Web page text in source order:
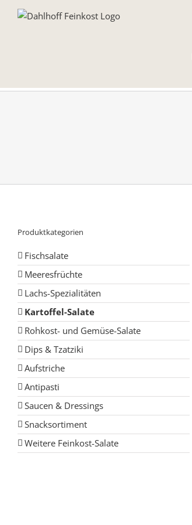
Produktkategorien
Fischsalate
Meeresfrüchte
Lachs-Spezialitäten
Kartoffel-Salate
Rohkost- und Gemüse-Salate
Dips & Tzatziki
Aufstriche
Antipasti
Saucen & Dressings
Snacksortiment
Weitere Feinkost-Salate